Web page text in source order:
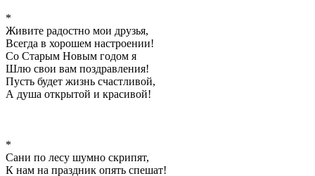
*
Живите радостно мои друзья,
Всегда в хорошем настроении!
Со Старым Новым годом я
Шлю свои вам поздравления!
Пусть будет жизнь счастливой,
А душа открытой и красивой!
*
Сани по лесу шумно скрипят,
К нам на праздник опять спешат!